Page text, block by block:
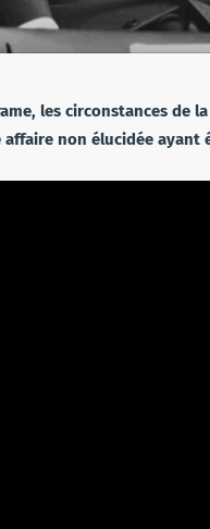
les circonstances
non élucidée ayant